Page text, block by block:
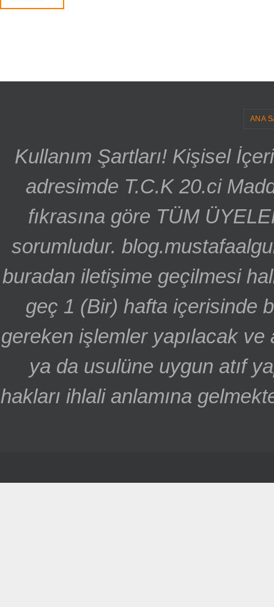
ANA
Kullanım Şartları! Kişisel
adresimde T.C.K 20.ci
fıkrasına göre TÜM
sorumludur.
buradan iletişime geçilmesi
geç 1 (Bir) hafta içerisinde
gereken işlemler yapılacak ve
ya da usulüne uygun atıf
hakları ihlali anlamına